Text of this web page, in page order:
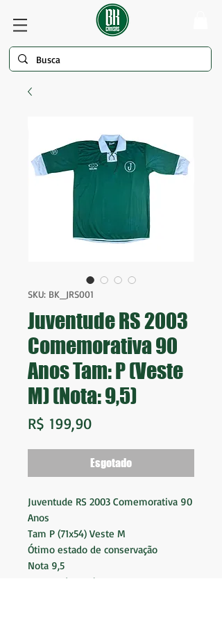
SKU: BK_JRS001
Juventude RS 2003
Comemorativa 90
Anos Tam: P (Veste
M) (Nota: 9,5)
R$ 199,90Preço
Esgotado
Juventude RS 2003 Comemorativa 90
Anos
Tam P (71x54) Veste M
Ótimo estado de conservação
Nota 9,5
Fornecedor: Kelme